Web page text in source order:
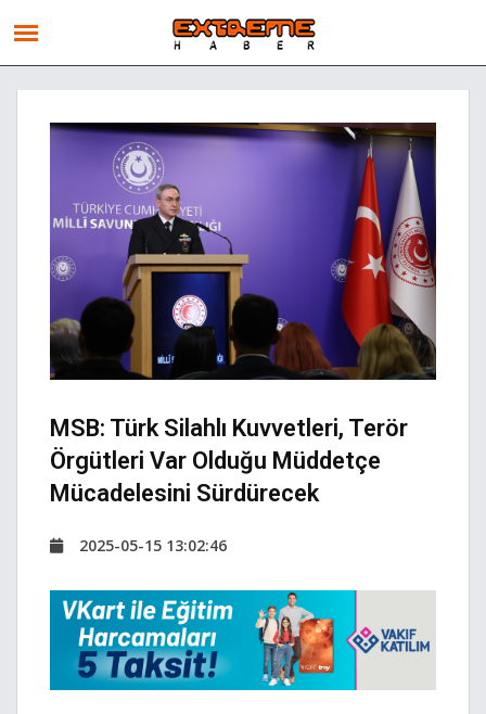
MSB: Türk Silahlı Kuvvetleri, Terör
Örgütleri Var Olduğu Müddetçe
Mücadelesini Sürdürecek
2025-05-15 13:02:46